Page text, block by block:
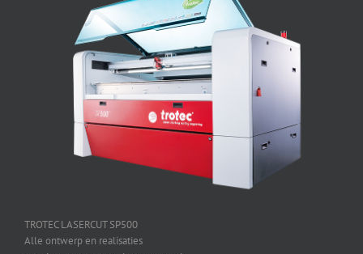
TROTEC LASERCUT SP500
Alle ontwerp en realisaties